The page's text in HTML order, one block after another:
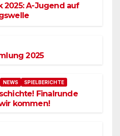
2025: A-Jugend auf
2025
NEWS SPIELBERICHTE
Finalrunde
kommen!